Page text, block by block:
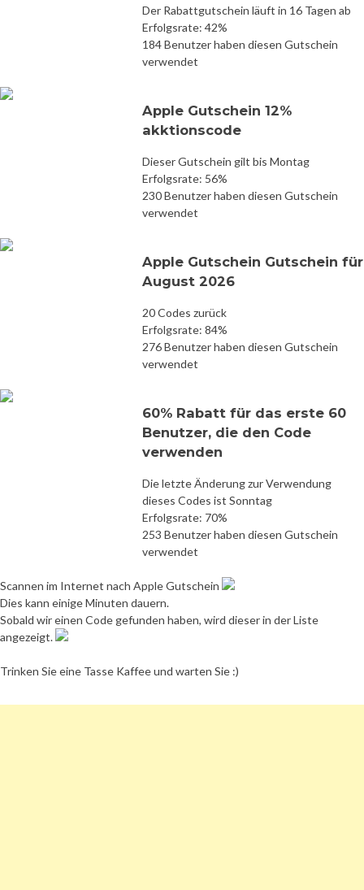
Der Rabattgutschein läuft in 16 Tagen ab
Erfolgsrate: 42%
184 Benutzer haben diesen Gutschein
verwendet
Apple Gutschein 12%
akktionscode
Dieser Gutschein gilt bis Montag
Erfolgsrate: 56%
230 Benutzer haben diesen Gutschein
verwendet
Apple Gutschein Gutschein für
August 2026
20 Codes zurück
Erfolgsrate: 84%
276 Benutzer haben diesen Gutschein
verwendet
60% Rabatt für das erste 60
Benutzer, die den Code
verwenden
Die letzte Änderung zur Verwendung
dieses Codes ist Sonntag
Erfolgsrate: 70%
253 Benutzer haben diesen Gutschein
verwendet
Scannen im Internet nach Apple Gutschein
Dies kann einige Minuten dauern.
Sobald wir einen Code gefunden haben, wird dieser in der Liste
angezeigt.
Trinken Sie eine Tasse Kaffee und warten Sie :)